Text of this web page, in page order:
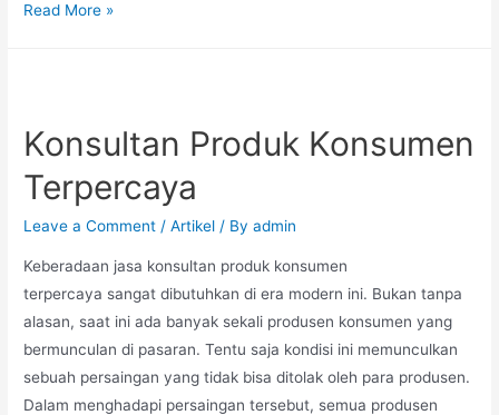
Read More »
Konsultan Produk Konsumen
Terpercaya
Leave a Comment /Artikel / Byadmin
Keberadaan jasa konsultan produk konsumen
terpercaya sangat dibutuhkan di era modern ini. Bukan tanpa
alasan, saat ini ada banyak sekali produsen konsumen yang
bermunculan di pasaran. Tentu saja kondisi ini memunculkan
sebuah persaingan yang tidak bisa ditolak oleh para produsen.
Dalam menghadapi persaingan tersebut, semua produsen